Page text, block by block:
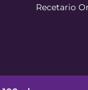
Recetario